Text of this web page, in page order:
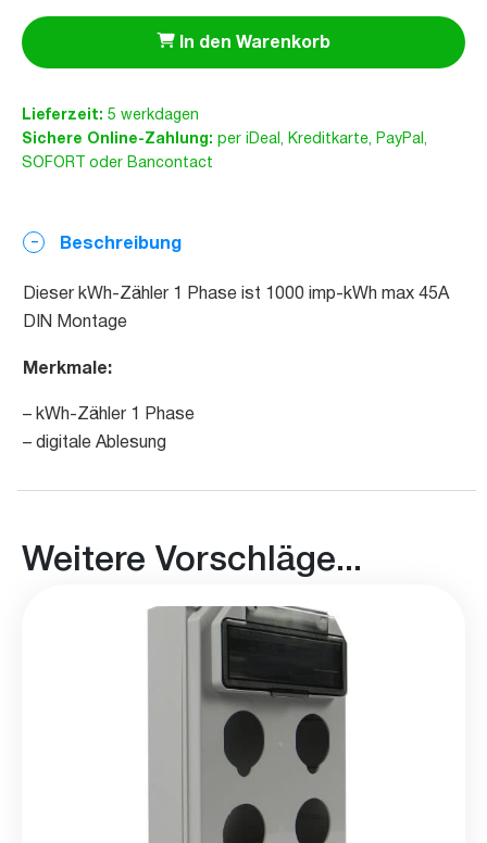
Beschreibung
Dieser kWh-Zähler 1 Phase ist 1000 imp-kWh max 45A
DIN Montage
Merkmale:
– kWh-Zähler 1 Phase
– digitale Ablesung
In den Warenkorb
Lieferzeit: 5 werkdagen
Sichere Online-Zahlung: per iDeal, Kreditkarte, PayPal,
SOFORT oder Bancontact
Weitere Vorschläge...